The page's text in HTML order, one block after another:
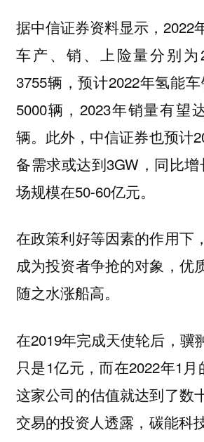
据中信证券资料显示，2022
车产、销、上险量分别为
3755辆，预计2022年氢能
5000辆，2023年销量有望
辆。此外，中信证券也预计
备需求或达到3GW，同比
场规模在50-60亿元。
在政策利好等因素的作用下
成为投资者争抢的对象，优
随之水涨船高。
在2019年完成天使轮后，骥
只是1亿元，而在2022年1月
这家公司的估值就达到了数
交易的投资人透露，碳能科